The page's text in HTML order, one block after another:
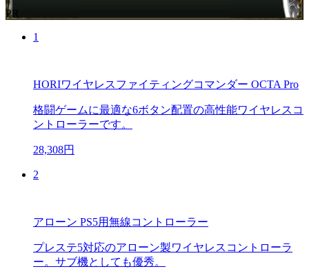
PR
1
HORIワイヤレスファイティングコマンダー OCTA Pro
格闘ゲームに最適な6ボタン配置の高性能ワイヤレスコ
ントローラーです。
28,308円
2
アローン PS5用無線コントローラー
プレステ5対応のアローン製ワイヤレスコントローラ
ー。サブ機としても優秀。